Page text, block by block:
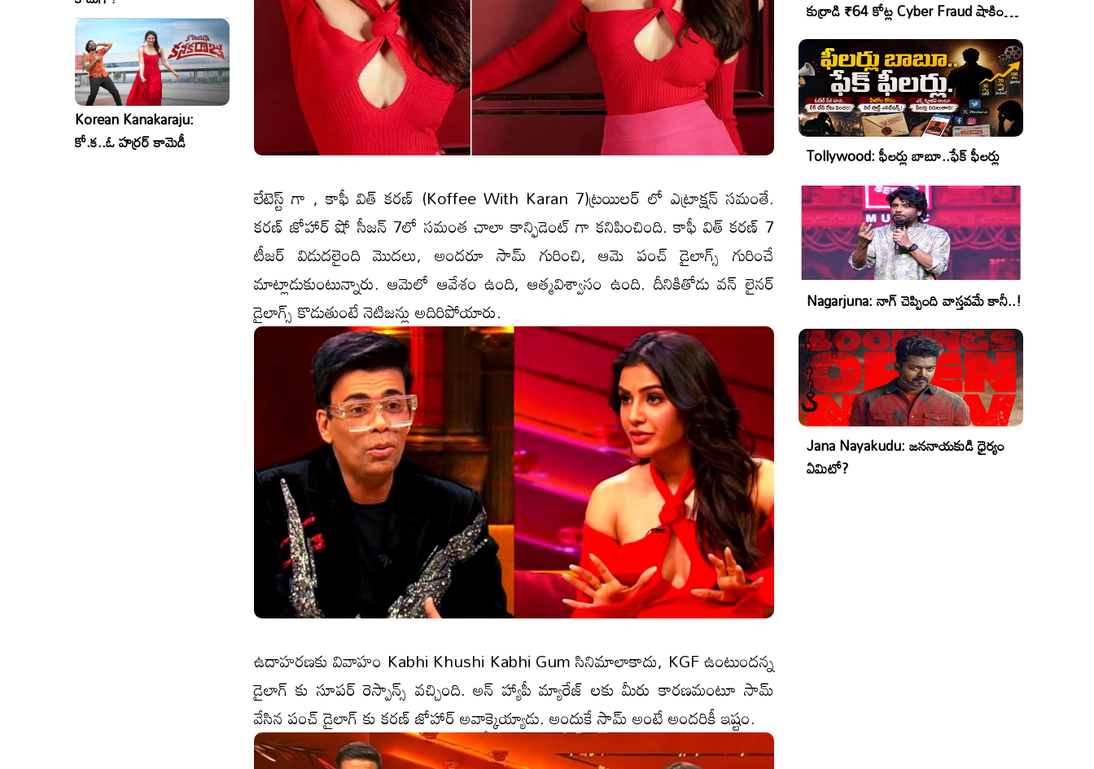
Korean Kanakaraju:
కో.క..ఓ హర్రర్ కామెడీ
లేటెస్ట్ గా , కాఫీ విత్ క‌ర‌ణ్ (Koffee With Karan 7)ట్ర‌యిల‌ర్ లో ఎట్రాక్ష‌న్ స‌మంతే.
కరణ్ జోహార్ షో సీజన్ 7లో సమంత చాలా కాన్ఫిడెంట్ గా క‌నిపించింది. కాఫీ విత్ కరణ్ 7
టీజర్ విడుదలైంది మొద‌లు, అందరూ సామ్ గురించి, ఆమె పంచ్ డైలాగ్స్ గురించే
మాట్లాడుకుంటున్నారు. ఆమెలో ఆవేశం ఉంది, ఆత్మవిశ్వాసం ఉంది. దీనికితోడు వ‌న్ లైన‌ర్
డైలాగ్స్ కొడుతుంటే నెటిజన్లు అదిరిపోయారు.
ఉదాహ‌ర‌ణ‌కు వివాహం Kabhi Khushi Kabhi Gum సినిమాలాకాదు, KGF ఉంటుంద‌న్న
డైలాగ్ కు సూపర్ రెస్పాన్స్ వ‌చ్చింది. అన్ హ్యాపీ మ్యారేజ్ ల‌కు మీరు కార‌ణ‌మంటూ సామ్
వేసిన పంచ్ డైలాగ్ కు క‌ర‌ణ్ జోహార్ అవాక్కైయ్యాడు. అందుకే సామ్ అంటే అంద‌రికీ ఇష్టం.
కుర్రాడి ₹64 కోట్ల Cyber Fraud షాకింగ్
ఆపరేషన్!
Tollywood: ఫీలర్లు బాబూ..ఫేక్ ఫీలర్లు
Nagarjuna: నాగ్ చెప్పింది వాస్తవమే కానీ..!
Jana Nayakudu: జననాయకుడి ధైర్యం
ఏమిటో?